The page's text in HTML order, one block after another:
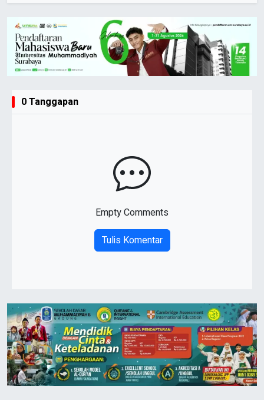
0 Tanggapan
Empty Comments
Tulis Komentar